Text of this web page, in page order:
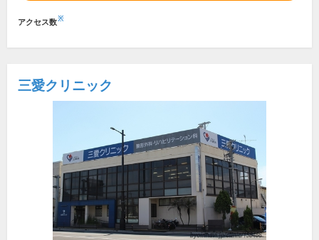
アクセス数※
三愛クリニック